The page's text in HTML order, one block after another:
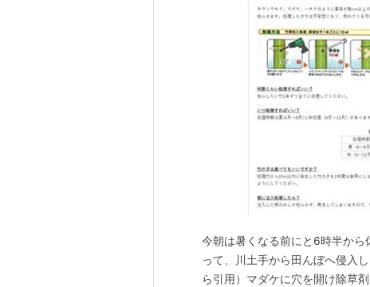
今朝は暑くなる前にと6時半か
って、川土手から田んぼへ侵入
ら引用）マダケに穴を開け除草